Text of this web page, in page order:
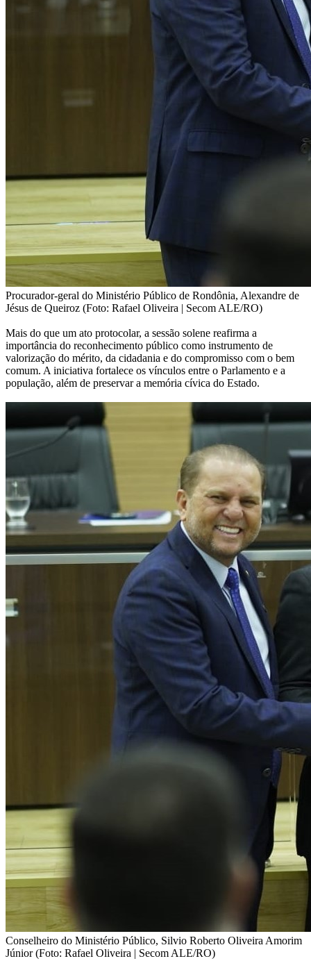
Procurador-geral do Ministério Público de Rondônia, Alexandre de
Jésus de Queiroz (Foto: Rafael Oliveira | Secom ALE/RO)
Mais do que um ato protocolar, a sessão solene reafirma a
importância do reconhecimento público como instrumento de
valorização do mérito, da cidadania e do compromisso com o bem
comum. A iniciativa fortalece os vínculos entre o Parlamento e a
população, além de preservar a memória cívica do Estado.
Conselheiro do Ministério Público, Silvio Roberto Oliveira Amorim
Júnior (Foto: Rafael Oliveira | Secom ALE/RO)